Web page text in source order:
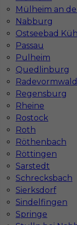
Mülheim an
Nabburg
Ostseebad
Passau
Pulheim
Quedlinburg
Radevormwald
Regensburg
Rheine
Rostock
Roth
Röthenbach
Röttingen
Sarstedt
Schrecksbach
Sierksdorf
Sindelfingen
Springe
Mapa ofert pracy
Mapa kategorii
Informacje w
Telefon:793-577-977
Dane firmy
In-Serv Team Sp. z
ul. Bóżnicza 15/6
61-751 Poznań, Polen